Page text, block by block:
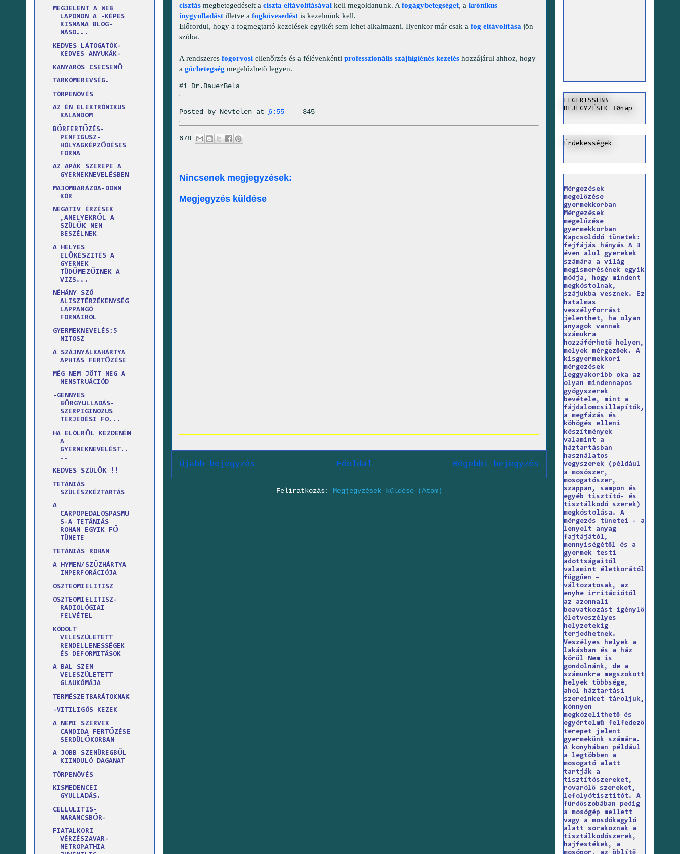
cisztás megbetegedéseit a ciszta eltávolításával kell megoldanunk. A fogágybetegséget, a krónikus
ínygyulladást illetve a fogkövesedést is kezelnünk kell.
Előfordul, hogy a fogmegtartó kezelések egyikét sem lehet alkalmazni. Ilyenkor már csak a fog eltávolítása jön
szóba.
A rendszeres fogorvosi ellenőrzés és a félévenkénti professzionális szájhigiénés kezelés hozzájárul ahhoz, hogy
a gócbetegség megelőzhető legyen.
#1 Dr.BauerBela
Posted by Névtelen at 6:55 345
678
Nincsenek megjegyzések:
Megjegyzés küldése
Újabb bejegyzés Régebbi bejegyzés
Főoldal
Feliratkozás: Megjegyzések küldése (Atom)
MEGJELENT A WEB
LAPOMON A -KÉPES
KISMAMA BLOG-
MÁSO...
KEDVES LÁTOGATÓK-
KEDVES ANYUKÁK-
KANYARÓS CSECSEMŐ
TARKÓMEREVSÉG.
TÖRPENÖVÉS
AZ ÉN ELEKTRÓNIKUS
KALANDOM
BŐRFERTŐZÉS-
PEMFIGUSZ-
HÓLYAGKÉPZŐDÉSES
FORMA
AZ APÁK SZEREPE A
GYERMEKNEVELÉSBEN
MAJOMBARÁZDA-DOWN
KÓR
NEGATIV ÉRZÉSEK
,AMELYEKRŐL A
SZÜLŐK NEM
BESZÉLNEK
A HELYES
ELŐKÉSZITÉS A
GYERMEK
TÜDŐMEZŐINEK A
VIZS...
NÉHÁNY SZÓ
ALISZTÉRZÉKENYSÉG
LAPPANGÓ
FORMÁIROL
GYERMEKNEVELÉS:5
MITOSZ
A SZÁJNYÁLKAHÁRTYA
APHTÁS FERTŐZÉSE
MÉG NEM JÖTT MEG A
MENSTRUÁCIÓD
-GENNYES
BŐRGYULLADÁS-
SZERPIGINOZUS
TERJEDÉSI FO...
HA ELÖLRŐL KEZDENÉM
A
GYERMEKNEVELÉST..
..
KEDVES SZÜLŐK !!
TETÁNIÁS
SZÜLÉSZKÉZTARTÁS
A
CARPOPEDALOSPASMU
S-A TETÁNIÁS
ROHAM EGYIK FŐ
TÜNETE
TETÁNIÁS ROHAM
A HYMEN/SZŰZHÁRTYA
IMPERFORÁCIÓJA
OSZTEOMIELITISZ
OSZTEOMIELITISZ-
RADIOLÓGIAI
FELVÉTEL
KÓDOLT
VELESZÜLETETT
RENDELLENESSÉGEK
ÉS DEFORMITÁSOK
A BAL SZEM
VELESZÜLETETT
GLAUKÓMÁJA
TERMÉSZETBARÁTOKNAK
-VITILIGÓS KEZEK
A NEMI SZERVEK
CANDIDA FERTŐZÉSE
SERDÜLŐKORBAN
A JOBB SZEMÜREGBŐL
KIINDULÓ DAGANAT
TÖRPENÖVÉS
KISMEDENCEI
GYULLADÁS.
CELLULITIS-
NARANCSBŐR-
FIATALKORI
VÉRZÉSZAVAR-
METROPATHIA
LEGFRISSEBB
BEJEGYZÉSEK 30nap
Érdekességek
Mérgezések
megelőzése
gyermekkorban
Mérgezések
megelőzése
gyermekkorban
Kapcsolódó tünetek:
fejfájás hányás A 3
éven alul gyerekek
számára a világ
megismerésének egyik
módja, hogy mindent
megkóstolnak,
szájukba vesznek. Ez
hatalmas
veszélyforrást
jelenthet, ha olyan
anyagok vannak
számukra
hozzáférhető helyen,
melyek mérgezőek. A
kisgyermekkori
mérgezések
leggyakoribb oka az
olyan mindennapos
gyógyszerek
bevétele, mint a
fájdalomcsillapítók,
a megfázás és
köhögés elleni
készítmények
valamint a
háztartásban
használatos
vegyszerek (például
a mosószer,
mosogatószer,
szappan, sampon és
egyéb tisztító- és
tisztálkodó szerek)
megkóstolása. A
mérgezés tünetei - a
lenyelt anyag
fajtájától,
mennyiségétől és a
gyermek testi
adottságaitól
valamint életkorától
függően –
változatosak, az
enyhe irritációtól
az azonnali
beavatkozást igénylő
életveszélyes
helyzetekig
terjedhetnek.
Veszélyes helyek a
lakásban és a ház
körül Nem is
gondolnánk, de a
számunkra megszokott
helyek többsége,
ahol háztartási
szereinket tároljuk,
könnyen
megközelíthető és
egyértelmű felfedező
terepet jelent
gyermekünk számára.
A konyhában például
a legtöbben a
mosogató alatt
tartják a
tisztítószereket,
rovarölő szereket,
lefolyótisztítót. A
fürdőszobában pedig
a mosógép mellett
vagy a mosdókagyló
alatt sorakoznak a
tisztálkodószerek,
hajfestékek, a